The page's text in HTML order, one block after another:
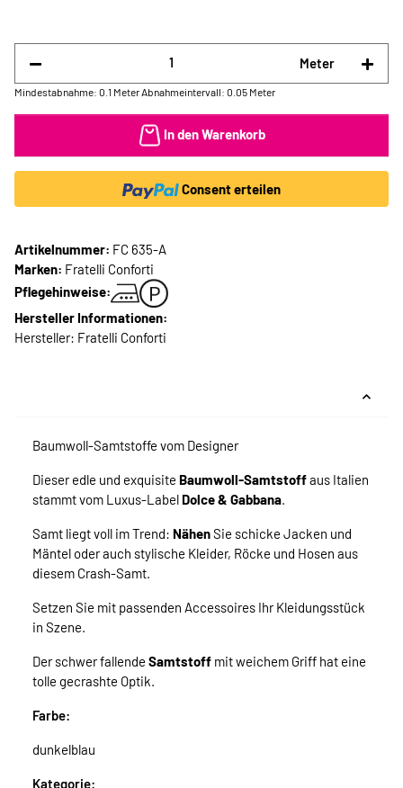
Meter
Mindestabnahme: 0.1 Meter Abnahmeintervall: 0.05 Meter
In den Warenkorb
Consent erteilen
Artikelnummer: FC 635-A
Marken: Fratelli Conforti
Pflegehinweise:
Hersteller Informationen:
Hersteller: Fratelli Conforti
Baumwoll-Samtstoffe vom Designer
Dieser edle und exquisite Baumwoll-Samtstoffaus Italien
stammt vom Luxus-Label Dolce & Gabbana.
Samt liegt voll im Trend: NähenSie schicke Jacken und
Mäntel oder auch stylische Kleider, Röcke und Hosen aus
diesem Crash-Samt.
Setzen Sie mit passenden Accessoires Ihr Kleidungsstück
in Szene.
Der schwer fallende Samtstoff mit weichem Griff hat eine
tolle gecrashte Optik.
Farbe:
dunkelblau
Kategorie: